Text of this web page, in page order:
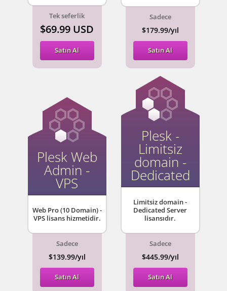
Tek seferlik
$69.99 USD
Satın Al
Sadece
$179.99/yıl
Satın Al
Plesk Web
Admin -
VPS
Web Pro (10 Domain) -
VPS lisans hizmetidir.
Sadece
$139.99/yıl
Satın Al
Plesk -
Limitsiz
domain -
Dedicated
Limitsiz domain -
Dedicated Server
lisansıdır.
Sadece
$445.99/yıl
Satın Al